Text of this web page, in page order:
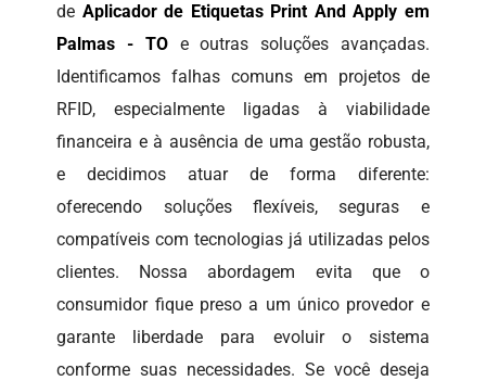
de Aplicador de Etiquetas Print And Apply em
Palmas - TOe outras soluções avançadas.
Identificamos falhas comuns em projetos de
RFID, especialmente ligadas à viabilidade
financeira e à ausência de uma gestão robusta,
e decidimos atuar de forma diferente:
oferecendo soluções flexíveis, seguras e
compatíveis com tecnologias já utilizadas pelos
clientes. Nossa abordagem evita que o
consumidor fique preso a um único provedor e
garante liberdade para evoluir o sistema
conforme suas necessidades. Se você deseja